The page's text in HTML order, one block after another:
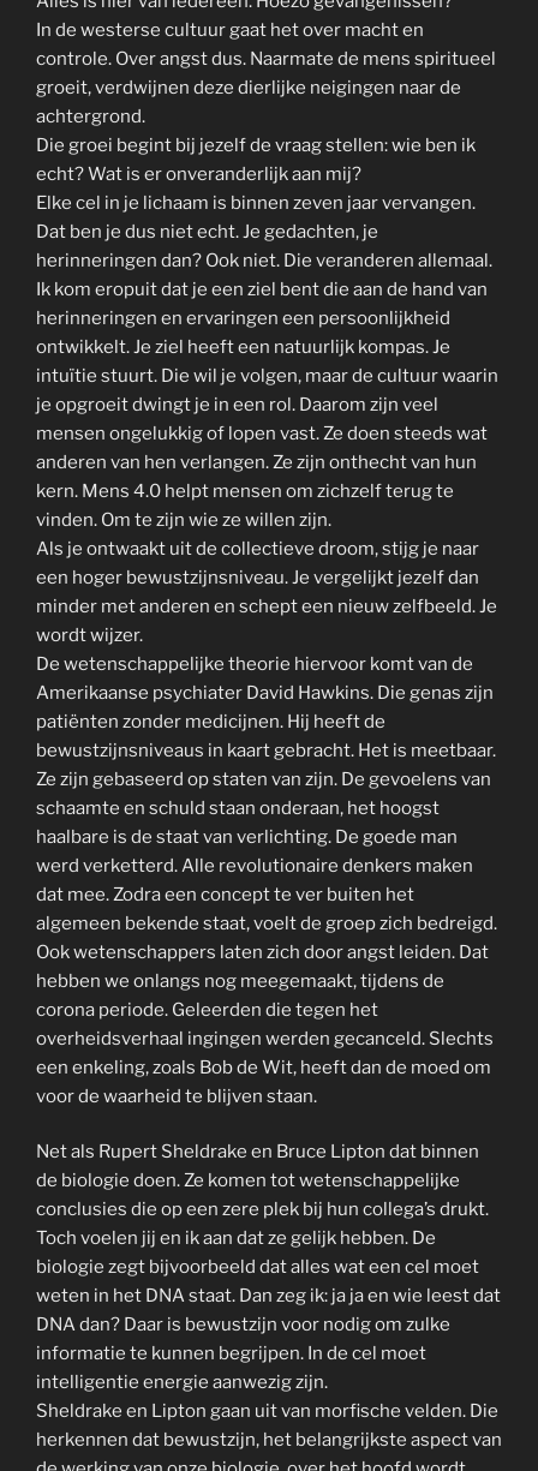
In de westerse cultuur gaat het over macht en
controle. Over angst dus. Naarmate de mens spiritueel
groeit, verdwijnen deze dierlijke neigingen naar de
achtergrond.
Die groei begint bij jezelf de vraag stellen: wie ben ik
echt? Wat is er onveranderlijk aan mij?
Elke cel in je lichaam is binnen zeven jaar vervangen.
Dat ben je dus niet echt. Je gedachten, je
herinneringen dan? Ook niet. Die veranderen allemaal.
Ik kom eropuit dat je een ziel bent die aan de hand van
herinneringen en ervaringen een persoonlijkheid
ontwikkelt. Je ziel heeft een natuurlijk kompas. Je
intuïtie stuurt. Die wil je volgen, maar de cultuur waarin
je opgroeit dwingt je in een rol. Daarom zijn veel
mensen ongelukkig of lopen vast. Ze doen steeds wat
anderen van hen verlangen. Ze zijn onthecht van hun
kern. Mens 4.0 helpt mensen om zichzelf terug te
vinden. Om te zijn wie ze willen zijn.
Als je ontwaakt uit de collectieve droom, stijg je naar
een hoger bewustzijnsniveau. Je vergelijkt jezelf dan
minder met anderen en schept een nieuw zelfbeeld. Je
wordt wijzer.
De wetenschappelijke theorie hiervoor komt van de
Amerikaanse psychiater David Hawkins. Die genas zijn
patiënten zonder medicijnen. Hij heeft de
bewustzijnsniveaus in kaart gebracht. Het is meetbaar.
Ze zijn gebaseerd op staten van zijn. De gevoelens van
schaamte en schuld staan onderaan, het hoogst
haalbare is de staat van verlichting. De goede man
werd verketterd. Alle revolutionaire denkers maken
dat mee. Zodra een concept te ver buiten het
algemeen bekende staat, voelt de groep zich bedreigd.
Ook wetenschappers laten zich door angst leiden. Dat
hebben we onlangs nog meegemaakt, tijdens de
corona periode. Geleerden die tegen het
overheidsverhaal ingingen werden gecanceld. Slechts
een enkeling, zoals Bob de Wit, heeft dan de moed om
voor de waarheid te blijven staan.
Net als Rupert Sheldrake en Bruce Lipton dat binnen
de biologie doen. Ze komen tot wetenschappelijke
conclusies die op een zere plek bij hun collega’s drukt.
Toch voelen jij en ik aan dat ze gelijk hebben. De
biologie zegt bijvoorbeeld dat alles wat een cel moet
weten in het DNA staat. Dan zeg ik: ja ja en wie leest dat
DNA dan? Daar is bewustzijn voor nodig om zulke
informatie te kunnen begrijpen. In de cel moet
intelligentie energie aanwezig zijn.
Sheldrake en Lipton gaan uit van morfische velden. Die
herkennen dat bewustzijn, het belangrijkste aspect van